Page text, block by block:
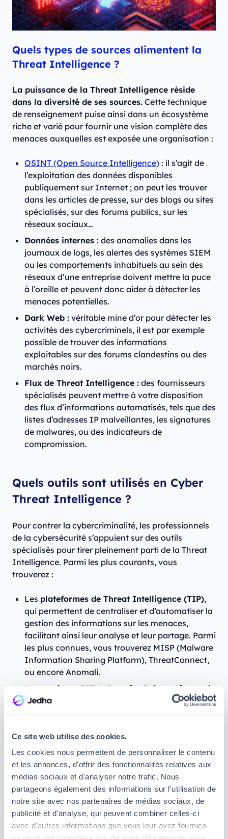
Ce site web utilise des cookies.
Les cookies nous permettent de personnaliser le contenu
et les annonces, d'offrir des fonctionnalités relatives aux
médias sociaux et d'analyser notre trafic. Nous
partageons également des informations sur l'utilisation de
notre site avec nos partenaires de médias sociaux, de
publicité et d'analyse, qui peuvent combiner celles-ci
avec d'autres informations que vous leur avez fournies
Quels types de sources alimentent la
Threat Intelligence ?
La puissance de la Threat Intelligence réside
dans la diversité de ses sources. Cette technique
de renseignement puise ainsi dans un écosystème
riche et varié pour fournir une vision complète des
menaces auxquelles est exposée une organisation :
OSINT (Open Source Intelligence) : il s’agit de
l’exploitation des données disponibles
publiquement sur Internet ; on peut les trouver
dans les articles de presse, sur des blogs ou sites
spécialisés, sur des forums publics, sur les
réseaux sociaux…
Données internes : des anomalies dans les
journaux de logs, les alertes des systèmes SIEM
ou les comportements inhabituels au sein des
réseaux d’une entreprise doivent mettre la puce
à l’oreille et peuvent donc aider à détecter les
menaces potentielles.
Dark Web : véritable mine d’or pour détecter les
activités des cybercriminels, il est par exemple
possible de trouver des informations
exploitables sur des forums clandestins ou des
marchés noirs.
Flux de Threat Intelligence : des fournisseurs
spécialisés peuvent mettre à votre disposition
des flux d’informations automatisés, tels que des
listes d’adresses IP malveillantes, les signatures
de malwares, ou des indicateurs de
compromission.
Quels outils sont utilisés en Cyber
Threat Intelligence ?
Pour contrer la cybercriminalité, les professionnels
de la cybersécurité s’appuient sur des outils
spécialisés pour tirer pleinement parti de la Threat
Intelligence. Parmi les plus courants, vous
trouverez :
Les plateformes de Threat Intelligence (TIP),
qui permettent de centraliser et d’automatiser la
gestion des informations sur les menaces,
facilitant ainsi leur analyse et leur partage. Parmi
les plus connues, vous trouverez MISP (Malware
Information Sharing Platform), ThreatConnect,
ou encore Anomali.
Les
systèmes SIEM (Security Information and
Event Management)
, collectent et analysent, en
temps réel, les journaux d’évènements afin de
plus connus, vous trouverez Splunk, IBM
QRadar ou encore ArcSight.
Lessolutions EDR (Endpoint Detection and
Response), des outils dont le rôle est de détecter
et de répondre rapidement aux attaques pour
mieux protéger vos systèmes d’information.
Parmi les plus connus, vous trouverez
CrowdStrike, SentinelOne ou encore Microsoft